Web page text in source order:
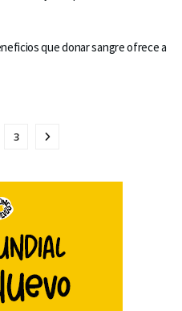
que donar sangre ofrece a
3